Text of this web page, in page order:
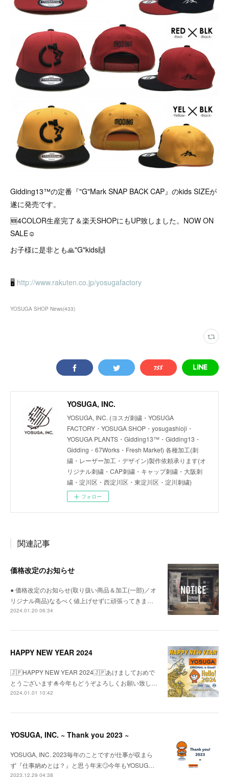
Gidding13™の定番『"G"Mark SNAP BACK CAP』のkids SIZEが
遂に発売です。
🆕4COLOR生産完了＆楽天SHOPにもUP致しました。NOW ON
SALE☺︎
お子様に是非とも🙏"G"kids🙌
🖥 http://www.rakuten.co.jp/yosugafactory
YOSUGA SHOP News(433)
YOSUGA, INC.
YOSUGA, INC. (ヨスガ刺繍・YOSUGA
FACTORY・YOSUGA SHOP・yosugashioji・
YOSUGA PLANTS・Gidding13™・Gidding13・
Gidding・67Works・Fresh Market) 各種加工(刺
繍・レーザー加工・デザイン)製作依頼承ります(オ
リジナル刺繍・CAP刺繍・キャップ刺繍・大阪刺
繍・淀川区・西淀川区・東淀川区・淀川刺繍)
フォロー
関連記事
価格改定のお知らせ
● 価格改定のお知らせ(取り扱い商品＆加工(一部)／オ
リジナル商品)なるべく値上げせずに頑張ってきま…
2024.01.20 06:34
HAPPY NEW YEAR 2024
🇯🇵HAPPY NEW YEAR 2024🇯🇵あけましておめで
とうございます🎍今年もどうぞよろしくお願い致し…
2024.01.01 10:42
YOSUGA, INC. ~ Thank you 2023 ~
YOSUGA, INC. 2023毎年のことですが仕事が収まら
ず『仕事納めとは？』と思う年末🙄今年もYOSUG…
2023.12.29 04:38